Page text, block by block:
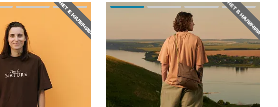
НЕТ В НАЛИЧИИ НЕТ В НАЛИЧИИ